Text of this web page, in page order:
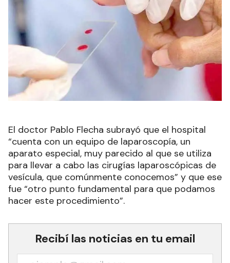
El doctor Pablo Flecha subrayó que el hospital
“cuenta con un equipo de laparoscopía, un
aparato especial, muy parecido al que se utiliza
para llevar a cabo las cirugías laparoscópicas de
vesícula, que comúnmente conocemos” y que ese
fue “otro punto fundamental para que podamos
hacer este procedimiento”.
Recibí las noticias en tu email